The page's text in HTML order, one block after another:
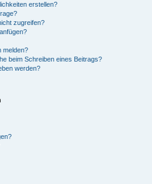
erstellen?
zugreifen?
melden?
beim Schreiben eines Beitrags?
werden?